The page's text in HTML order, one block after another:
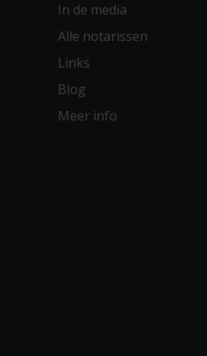
In de media
Alle notarissen
Links
Blog
Meer info